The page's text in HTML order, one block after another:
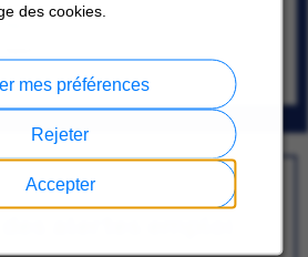
des cookies.
Accepter
Rejeter
mes préférences
Ost (m/d/d)